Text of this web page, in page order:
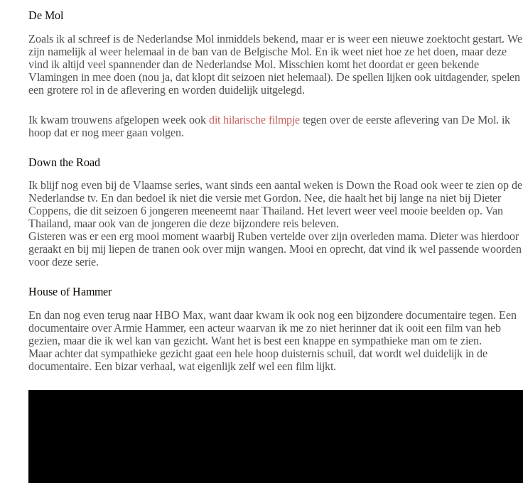
De Mol
Zoals ik al schreef is de Nederlandse Mol inmiddels bekend, maar er is weer een nieuwe zoektocht gestart. We
zijn namelijk al weer helemaal in de ban van de Belgische Mol. En ik weet niet hoe ze het doen, maar deze
vind ik altijd veel spannender dan de Nederlandse Mol. Misschien komt het doordat er geen bekende
Vlamingen in mee doen (nou ja, dat klopt dit seizoen niet helemaal). De spellen lijken ook uitdagender, spelen
een grotere rol in de aflevering en worden duidelijk uitgelegd.
Ik kwam trouwens afgelopen week ook dit hilarische filmpje tegen over de eerste aflevering van De Mol. ik
hoop dat er nog meer gaan volgen.
Down the Road
Ik blijf nog even bij de Vlaamse series, want sinds een aantal weken is Down the Road ook weer te zien op de
Nederlandse tv. En dan bedoel ik niet die versie met Gordon. Nee, die haalt het bij lange na niet bij Dieter
Coppens, die dit seizoen 6 jongeren meeneemt naar Thailand. Het levert weer veel mooie beelden op. Van
Thailand, maar ook van de jongeren die deze bijzondere reis beleven.
Gisteren was er een erg mooi moment waarbij Ruben vertelde over zijn overleden mama. Dieter was hierdoor
geraakt en bij mij liepen de tranen ook over mijn wangen. Mooi en oprecht, dat vind ik wel passende woorden
voor deze serie.
House of Hammer
En dan nog even terug naar HBO Max, want daar kwam ik ook nog een bijzondere documentaire tegen. Een
documentaire over Armie Hammer, een acteur waarvan ik me zo niet herinner dat ik ooit een film van heb
gezien, maar die ik wel kan van gezicht. Want het is best een knappe en sympathieke man om te zien.
Maar achter dat sympathieke gezicht gaat een hele hoop duisternis schuil, dat wordt wel duidelijk in de
documentaire. Een bizar verhaal, wat eigenlijk zelf wel een film lijkt.